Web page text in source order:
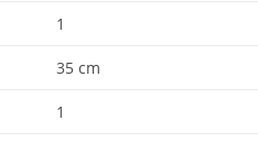
1
35 cm
1